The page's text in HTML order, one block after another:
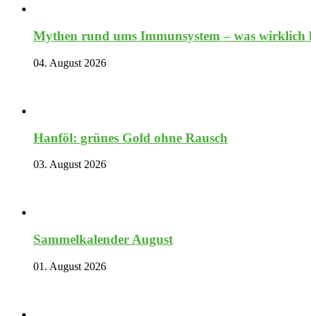
Mythen rund ums Immunsystem – was
04. August 2026
Hanföl: grünes Gold ohne Rausch
03. August 2026
Sammelkalender August
01. August 2026